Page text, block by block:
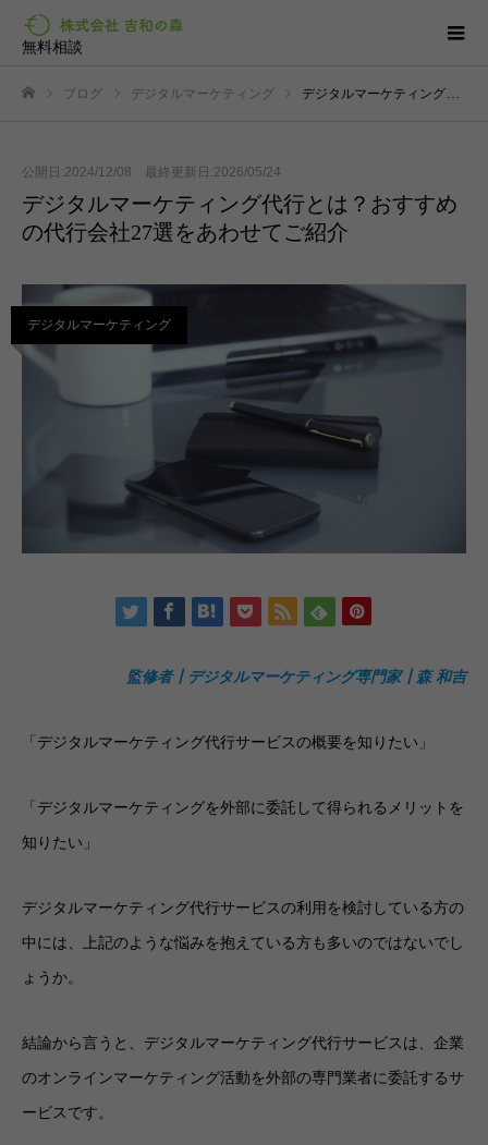
無料相談
ブログ デジタルマーケティング デジタルマーケティング代行とは？おすすめの代行会社27選をあわせてご紹介
公開日:2024/12/08 最終更新日:2026/05/24
デジタルマーケティング代行とは？おすすめ
の代行会社27選をあわせてご紹介
デジタルマーケティング
監修者┃デジタルマーケティング専門家┃森 和吉
「デジタルマーケティング代行サービスの概要を知りたい」
「デジタルマーケティングを外部に委託して得られるメリットを
知りたい」
デジタルマーケティング代行サービスの利用を検討している方の
中には、上記のような悩みを抱えている方も多いのではないでし
ょうか。
結論から言うと、デジタルマーケティング代行サービスは、企業
のオンラインマーケティング活動を外部の専門業者に委託するサ
ービスです。